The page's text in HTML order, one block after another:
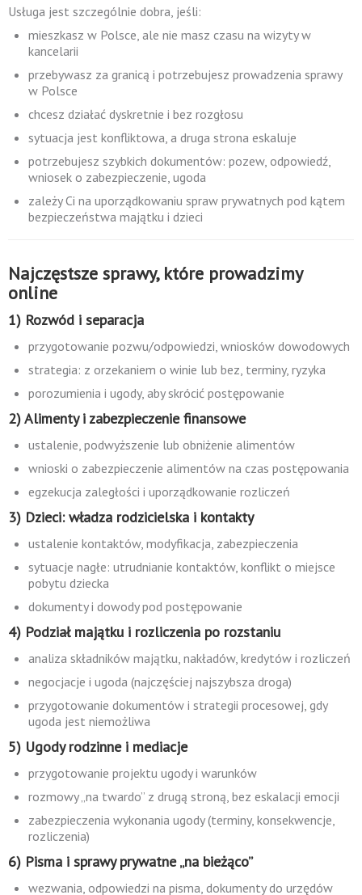
Usługa jest szczególnie dobra, jeśli:
mieszkasz w Polsce, ale nie masz czasu na wizyty w
kancelarii
przebywasz za granicą i potrzebujesz prowadzenia sprawy
w Polsce
chcesz działać dyskretnie i bez rozgłosu
sytuacja jest konfliktowa, a druga strona eskaluje
potrzebujesz szybkich dokumentów: pozew, odpowiedź,
wniosek o zabezpieczenie, ugoda
zależy Ci na uporządkowaniu spraw prywatnych pod kątem
bezpieczeństwa majątku i dzieci
Najczęstsze sprawy, które prowadzimy
online
1) Rozwód i separacja
przygotowanie pozwu/odpowiedzi, wniosków dowodowych
strategia: z orzekaniem o winie lub bez, terminy, ryzyka
porozumienia i ugody, aby skrócić postępowanie
2) Alimenty i zabezpieczenie finansowe
ustalenie, podwyższenie lub obniżenie alimentów
wnioski o zabezpieczenie alimentów na czas postępowania
egzekucja zaległości i uporządkowanie rozliczeń
3) Dzieci: władza rodzicielska i kontakty
ustalenie kontaktów, modyfikacja, zabezpieczenia
sytuacje nagłe: utrudnianie kontaktów, konflikt o miejsce
pobytu dziecka
dokumenty i dowody pod postępowanie
4) Podział majątku i rozliczenia po rozstaniu
analiza składników majątku, nakładów, kredytów i rozliczeń
negocjacje i ugoda (najczęściej najszybsza droga)
przygotowanie dokumentów i strategii procesowej, gdy
ugoda jest niemożliwa
5) Ugody rodzinne i mediacje
przygotowanie projektu ugody i warunków
rozmowy „na twardo” z drugą stroną, bez eskalacji emocji
zabezpieczenia wykonania ugody (terminy, konsekwencje,
rozliczenia)
6) Pisma i sprawy prywatne „na bieżąco”
wezwania, odpowiedzi na pisma, dokumenty do urzędów